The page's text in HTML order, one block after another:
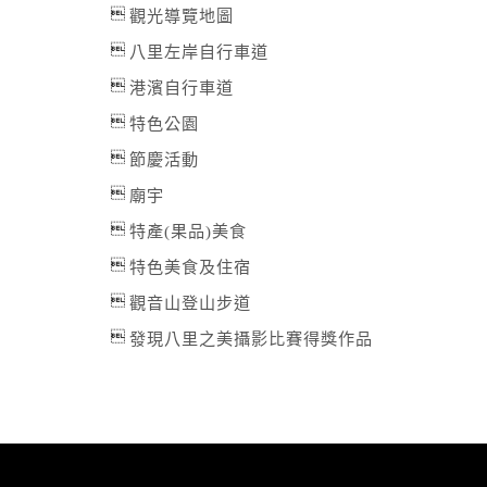
觀光導覽地圖
八里左岸自行車道
港濱自行車道
特色公園
節慶活動
廟宇
特產(果品)美食
特色美食及住宿
觀音山登山步道
發現八里之美攝影比賽得獎作品